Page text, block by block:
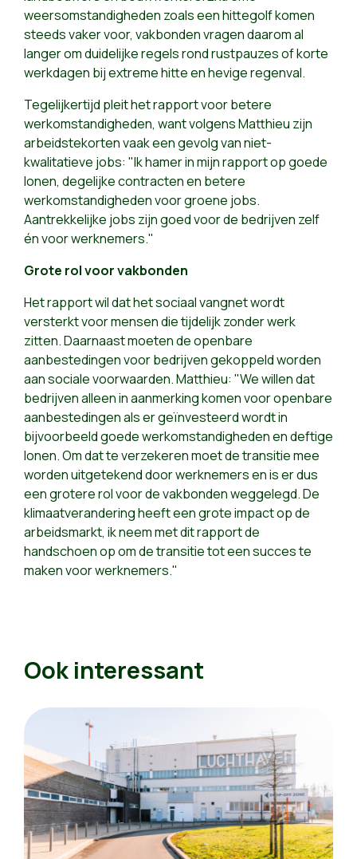
weersomstandigheden zoals een hittegolf komen
steeds vaker voor, vakbonden vragen daarom al
langer om duidelijke regels rond rustpauzes of korte
werkdagen bij extreme hitte en hevige regenval.
Tegelijkertijd pleit het rapport voor betere
werkomstandigheden, want volgens Matthieu zijn
arbeidstekorten vaak een gevolg van niet-
kwalitatieve jobs: "Ik hamer in mijn rapport op goede
lonen, degelijke contracten en betere
werkomstandigheden voor groene jobs.
Aantrekkelijke jobs zijn goed voor de bedrijven zelf
én voor werknemers."
Grote rol voor vakbonden
Het rapport wil dat het sociaal vangnet wordt
versterkt voor mensen die tijdelijk zonder werk
zitten. Daarnaast moeten de openbare
aanbestedingen voor bedrijven gekoppeld worden
aan sociale voorwaarden. Matthieu: "We willen dat
bedrijven alleen in aanmerking komen voor openbare
aanbestedingen als er geïnvesteerd wordt in
bijvoorbeeld goede werkomstandigheden en deftige
lonen. Om dat te verzekeren moet de transitie mee
worden uitgetekend door werknemers en is er dus
een grotere rol voor de vakbonden weggelegd. De
klimaatverandering heeft een grote impact op de
arbeidsmarkt, ik neem met dit rapport de
handschoen op om de transitie tot een succes te
maken voor werknemers."
Ook interessant